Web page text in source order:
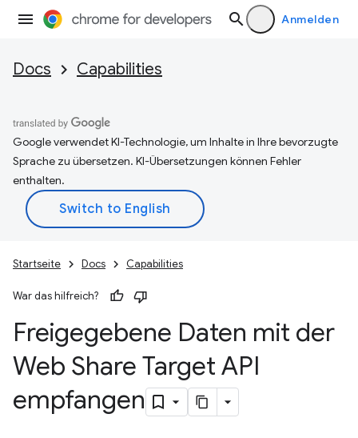
Anmelden
Docs Capabilities
Google verwendet KI-Technologie, um Inhalte in Ihre bevorzugte
Sprache zu übersetzen. KI-Übersetzungen können Fehler
enthalten.
Startseite Docs Capabilities
War das hilfreich?
Freigegebene Daten mit der
Web Share Target API
empfangen